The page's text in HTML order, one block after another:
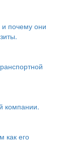
почему они
компании.
как его